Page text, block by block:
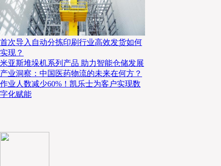
首次导入自动分拣印刷行业高效发货如何
实现？
米亚斯堆垛机系列产品 助力智能仓储发展
产业洞察：中国医药物流的未来在何方？
作业人数减少60%！凯乐士为客户实现数
字化赋能